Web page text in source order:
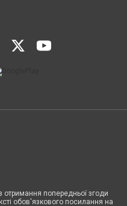
отримання попередньої згоди
обов'язкового посилання на